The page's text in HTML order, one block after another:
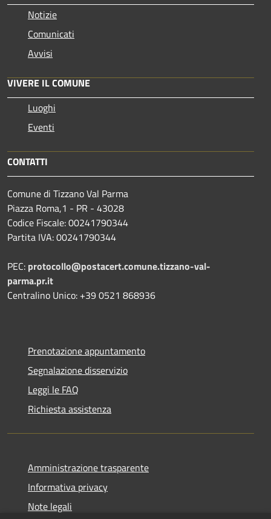
Notizie
Comunicati
Avvisi
VIVERE IL COMUNE
Luoghi
Eventi
CONTATTI
Comune di Tizzano Val Parma
Piazza Roma,1 - PR - 43028
Codice Fiscale: 00241790344
Partita IVA: 00241790344
PEC: protocollo@postacert.comune.tizzano-val-
parma.pr.it
Centralino Unico: +39 0521 868936
Prenotazione appuntamento
Segnalazione disservizio
Leggi le FAQ
Richiesta assistenza
Amministrazione trasparente
Informativa privacy
Note legali